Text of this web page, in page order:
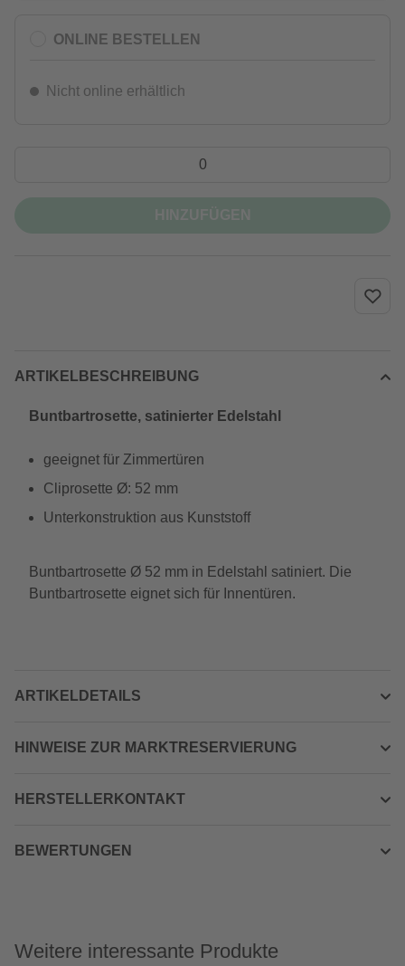
ONLINE BESTELLEN
Nicht online erhältlich
ARTIKELBESCHREIBUNG
Buntbartrosette, satinierter Edelstahl
geeignet für Zimmertüren
Cliprosette Ø: 52 mm
Unterkonstruktion aus Kunststoff
Buntbartrosette Ø 52 mm in Edelstahl satiniert. Die
Buntbartrosette eignet sich für Innentüren.
ARTIKELDETAILS
HINWEISE ZUR MARKTRESERVIERUNG
HERSTELLERKONTAKT
BEWERTUNGEN
Weitere interessante Produkte